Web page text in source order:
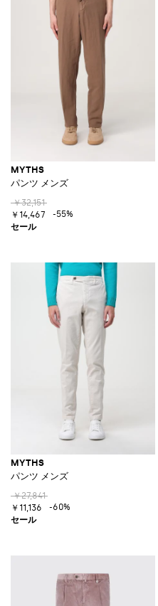
MYTHS
パンツ メンズ
￥32,151
￥14,467
-55%
MYTHS
パンツ メンズ
￥27,841
￥11,136
-60%